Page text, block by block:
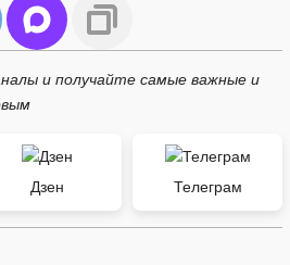
и получайте самые важные и
Дзен Телеграм